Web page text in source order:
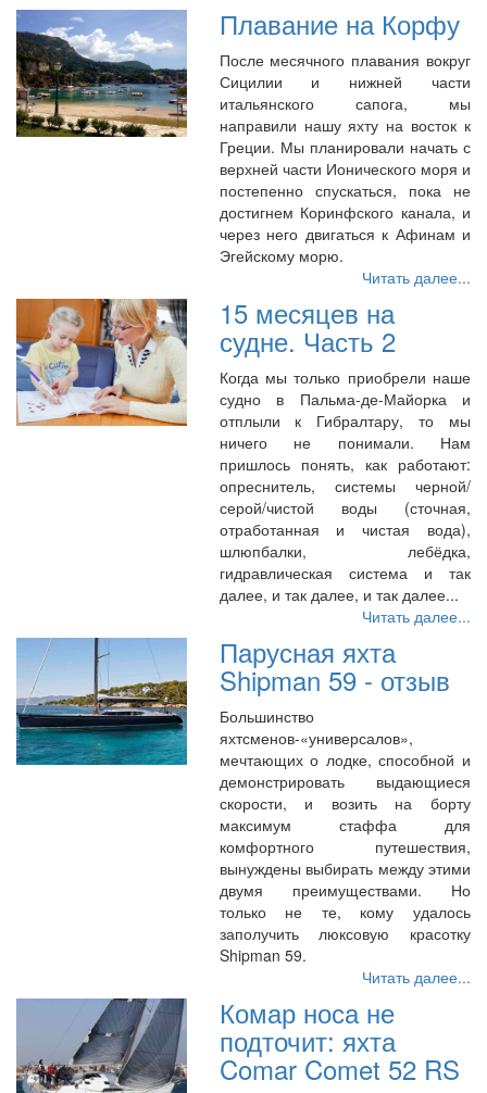
Плавание на Корфу
После месячного плавания вокруг
Сицилии и нижней части
итальянского сапога, мы
направили нашу яхту на восток к
Греции. Мы планировали начать с
верхней части Ионического моря и
постепенно спускаться, пока не
достигнем Коринфского канала, и
через него двигаться к Афинам и
Эгейскому морю.
Читать далее...
15 месяцев на
судне. Часть 2
Когда мы только приобрели наше
судно в Пальма-де-Майорка и
отплыли к Гибралтару, то мы
ничего не понимали. Нам
пришлось понять, как работают:
опреснитель, системы черной/
серой/чистой воды (сточная,
отработанная и чистая вода),
шлюпбалки, лебёдка,
гидравлическая система и так
далее, и так далее, и так далее...
Читать далее...
Парусная яхта
Shipman 59 - отзыв
Большинство
яхтсменов-«универсалов»,
мечтающих о лодке, способной и
демонстрировать выдающиеся
скорости, и возить на борту
максимум стаффа для
комфортного путешествия,
вынуждены выбирать между этими
двумя преимуществами. Но
только не те, кому удалось
заполучить люксовую красотку
Shipman 59.
Читать далее...
Комар носа не
подточит: яхта
Comar Comet 52 RS